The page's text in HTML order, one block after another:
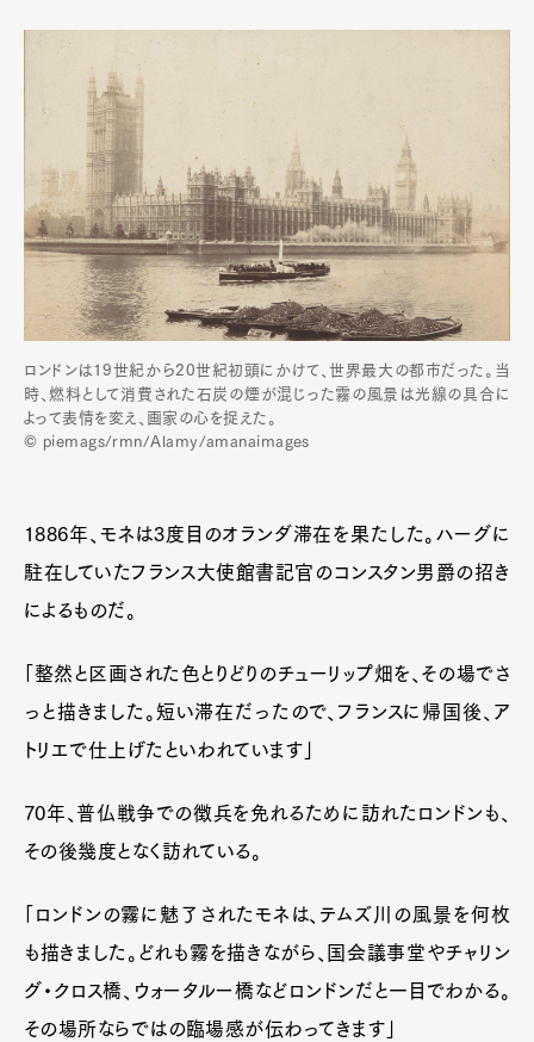
ロンドンは19世紀から20世紀初頭にかけて、世界最大の都市だった。当
時、燃料として消費された石炭の煙が混じった霧の風景は光線の具合に
よって表情を変え、画家の心を捉えた。
© piemags/rmn/Alamy/amanaimages
1886年、モネは3度目のオランダ滞在を果たした。ハーグに
駐在していたフランス大使館書記官のコンスタン男爵の招き
によるものだ。
「整然と区画された色とりどりのチューリップ畑を、その場でさ
っと描きました。短い滞在だったので、フランスに帰国後、ア
トリエで仕上げたといわれています」
70年、普仏戦争での徴兵を免れるために訪れたロンドンも、
その後幾度となく訪れている。
「ロンドンの霧に魅了されたモネは、テムズ川の風景を何枚
も描きました。どれも霧を描きながら、国会議事堂やチャリン
グ・クロス橋、ウォータルー橋などロンドンだと一目でわかる。
その場所ならではの臨場感が伝わってきます」